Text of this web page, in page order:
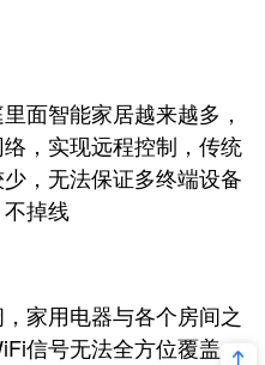
智能家居越来越多，
，实现远程控制，传统
，无法保证多终端设备
掉线
家用电器与各个房间之
信号无法全方位覆盖，